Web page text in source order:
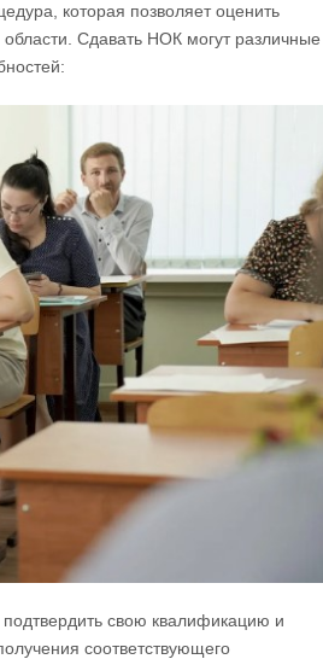
которая позволяет оценить
Сдавать НОК могут различные
свою квалификацию и
соответствующего